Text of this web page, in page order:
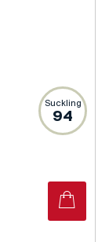
Suckling
94